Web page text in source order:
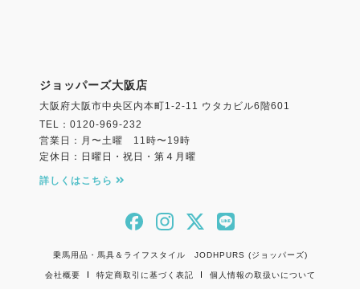
ジョッパーズ大阪店
大阪府大阪市中央区内本町1-2-11 ウタカビル6階601
TEL：0120-969-232
営業日：月〜土曜 11時〜19時
定休日：日曜日・祝日・第４月曜
詳しくはこちら
乗馬用品・馬具＆ライフスタイル JODHPURS (ジョッパーズ)
会社概要 特定商取引に基づく表記 個人情報の取扱いについて